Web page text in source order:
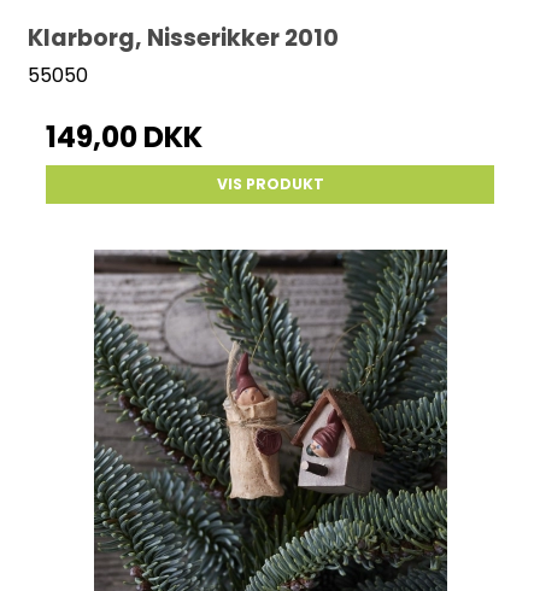
Klarborg, Nisserikker 2010
55050
149,00 DKK
VIS PRODUKT